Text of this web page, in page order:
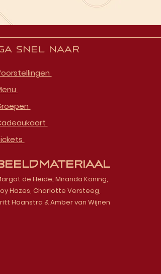
snel naar
de Heide, Miranda Koning,
Hazes, Charlotte Versteeg,
Haanstra & Amber van Wijnen